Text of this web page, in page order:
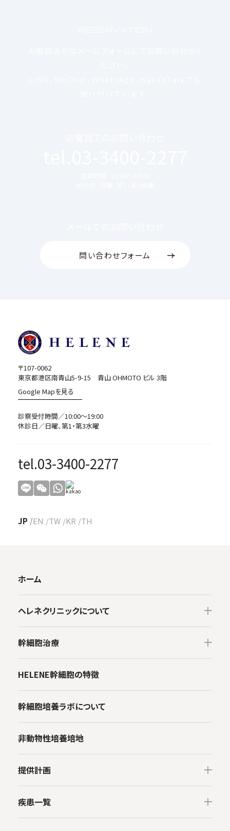
問い合わせフォーム
〒107-0062
東京都港区南青山5-9-15 青山 OHMOTO ビル 3階
Google Mapを見る
診察受付時間／10:00～19:00
休診日／日曜、第1・第3水曜
tel.03-3400-2277
JP EN TW KR TH
ホーム
ヘレネクリニックについて
医師・専門家・顧問
系列医療機関
安心サポート
お支払情報
幹細胞治療
幹細胞とは
MSC（間葉系幹細胞）の原理
幹細胞治療のリスクについて
学術活動
HELENE幹細胞の特徴
幹細胞培養ラボについて
非動物性培養培地
提供計画
GCR 認定クリニック
品質マネジメントシステム認定証取得
疾患一覧